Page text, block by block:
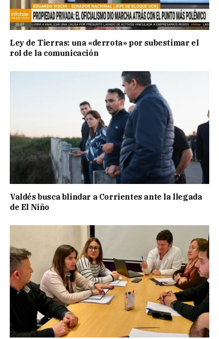
Ley de Tierras: una «derrota» por subestimar el
rol de la comunicación
Valdés busca blindar a Corrientes ante la llegada
de El Niño